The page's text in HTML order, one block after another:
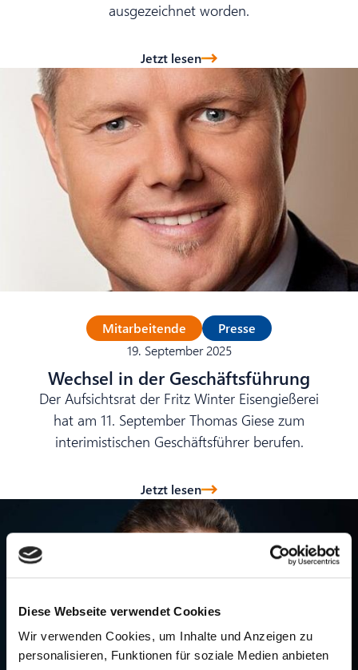
Diese Webseite verwendet Cookies
Wir verwenden Cookies, um Inhalte und Anzeigen zu
personalisieren, Funktionen für soziale Medien anbieten
ausgezeichnet worden.
Jetzt lesen
Mitarbeitende
Presse
19. September 2025
Wechsel in der Geschäftsführung
Der Aufsichtsrat der Fritz Winter Eisengießerei
hat am 11. September Thomas Giese zum
interimistischen Geschäftsführer berufen.
Jetzt lesen